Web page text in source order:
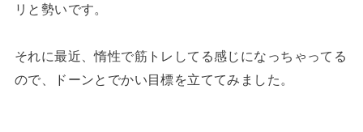
リと勢いです。
それに最近、惰性で筋トレしてる感じになっちゃってる
ので、ドーンとでかい目標を立ててみました。